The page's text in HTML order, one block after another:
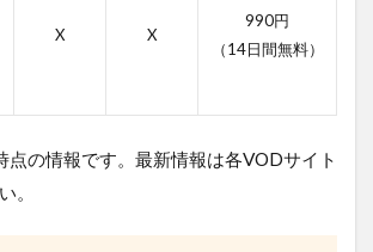
X X
990円
（14日間無料）
の情報です。最新情報は各VODサイト
。